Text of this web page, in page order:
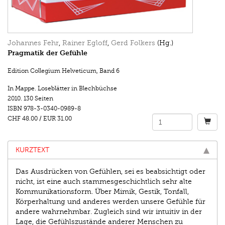
Johannes Fehr, Rainer Egloff, Gerd Folkers (Hg.)
Pragmatik der Gefühle
Edition Collegium Helveticum, Band 6
In Mappe. Loseblätter in Blechbüchse
2010. 130 Seiten
ISBN 978-3-0340-0989-8
CHF 48.00 / EUR 31.00
KURZTEXT
Das Ausdrücken von Gefühlen, sei es beabsichtigt oder
nicht, ist eine auch stammesgeschichtlich sehr alte
Kommunikationsform. Über Mimik, Gestik, Tonfall,
Körperhaltung und anderes werden unsere Gefühle für
andere wahrnehmbar. Zugleich sind wir intuitiv in der
Lage, die Gefühlszustände anderer Menschen zu